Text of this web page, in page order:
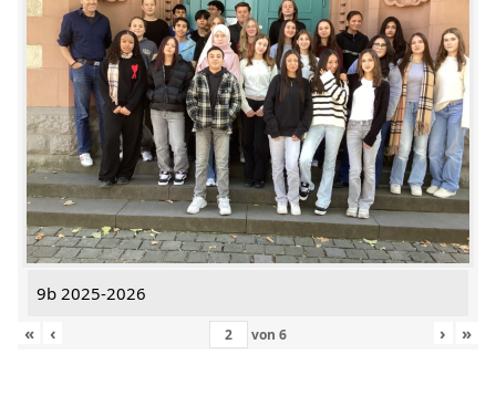
9b 2025-2026
«
‹ von 6 › »